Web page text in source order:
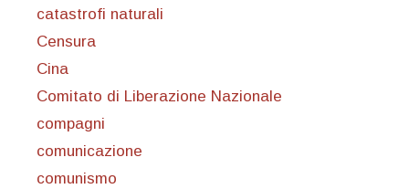
catastrofi naturali
Censura
Cina
Comitato di Liberazione Nazionale
compagni
comunicazione
comunismo